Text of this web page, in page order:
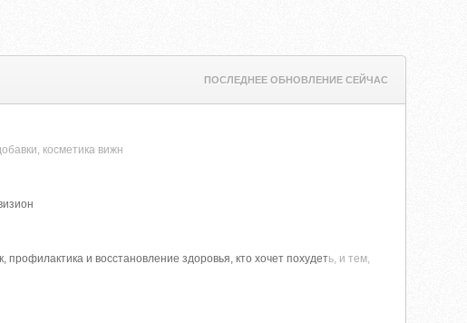
ПОСЛЕДНЕЕ ОБНОВЛЕНИЕ СЕЙЧАС
косметика вижн
и восстановление здоровья, кто хочет похудеть, и тем,